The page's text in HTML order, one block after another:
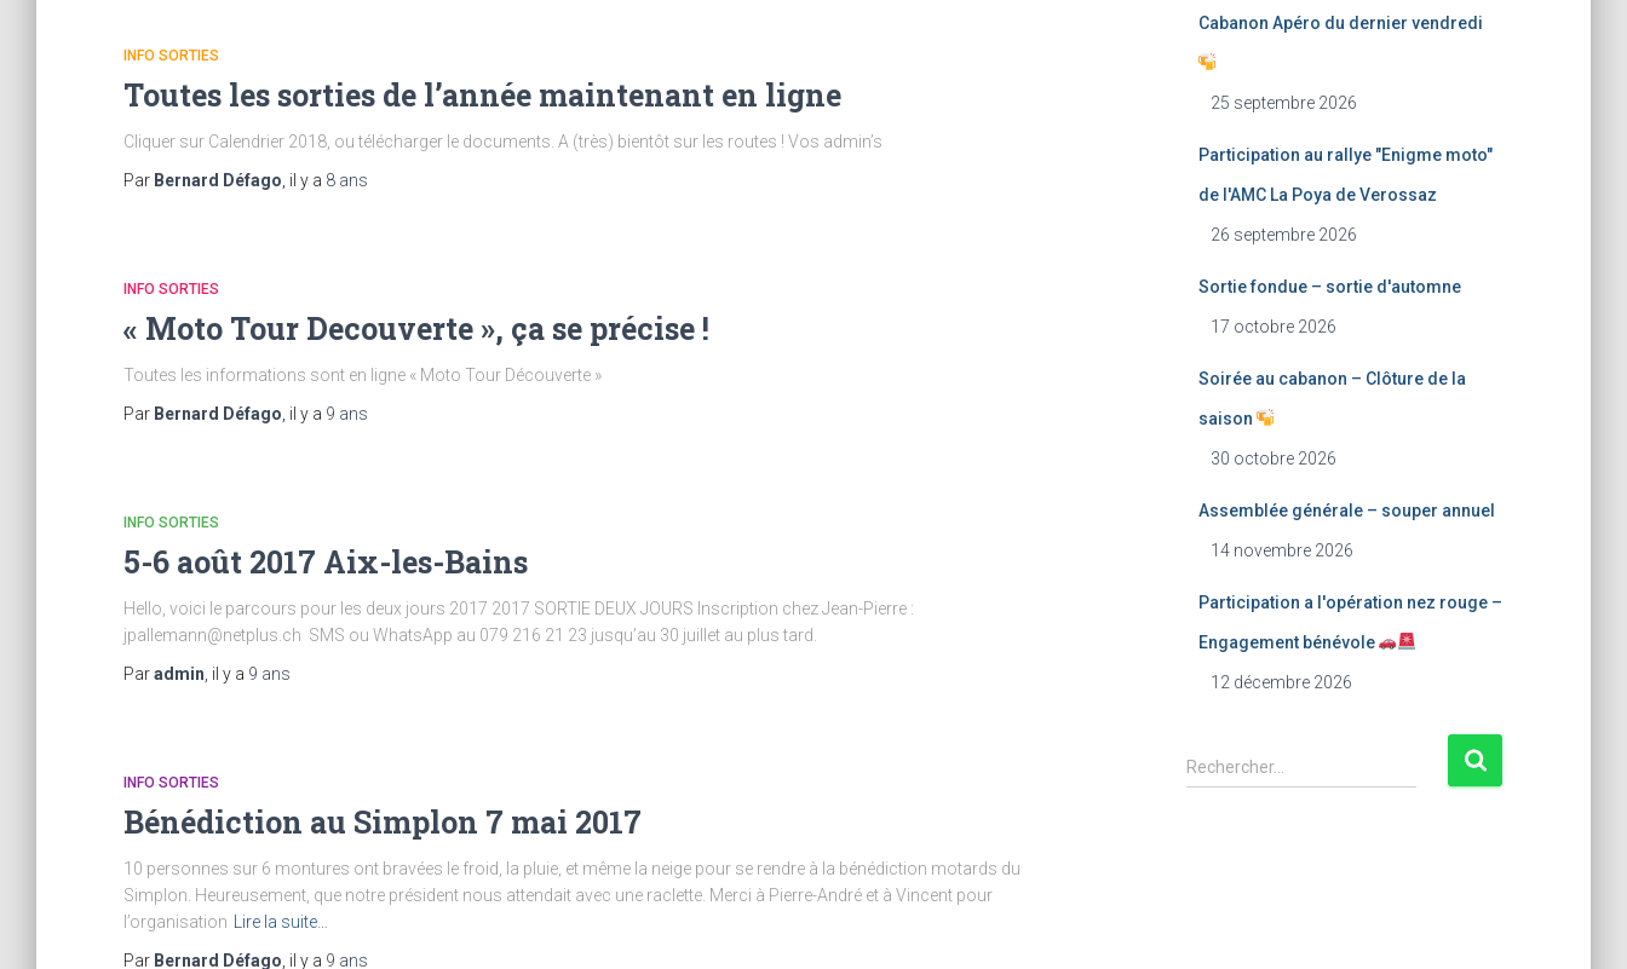
INFO SORTIES
Toutes les sorties de l’année maintenant en ligne
Cliquer sur Calendrier 2018, ou télécharger le documents. A (très) bientôt sur les routes ! Vos admin’s
Par Bernard Défago , il y a 8 ans
INFO SORTIES
« Moto Tour Decouverte », ça se précise !
Toutes les informations sont en ligne « Moto Tour Découverte »
Par Bernard Défago , il y a 9 ans
INFO SORTIES
5-6 août 2017 Aix-les-Bains
Hello, voici le parcours pour les deux jours 2017 2017 SORTIE DEUX JOURS Inscription chez Jean-Pierre :
jpallemann@netplus.ch SMS ou WhatsApp au 079 216 21 23 jusqu’au 30 juillet au plus tard.
Paradmin , il y a 9 ans
INFO SORTIES
Bénédiction au Simplon 7 mai 2017
10 personnes sur 6 montures ont bravées le froid, la pluie, et même la neige pour se rendre à la bénédiction motards du
Simplon. Heureusement, que notre président nous attendait avec une raclette. Merci à Pierre-André et à Vincent pour
l’organisation
Lire la suite…
Par Bernard Défago , il y a 9 ans
Cabanon Apéro du dernier vendredi
25 septembre 2026
Participation au rallye "Enigme moto"
de l'AMC La Poya de Verossaz
26 septembre 2026
Sortie fondue – sortie d'automne
17 octobre 2026
Soirée au cabanon – Clôture de la
saison
30 octobre 2026
Assemblée générale – souper annuel
14 novembre 2026
Participation a l'opération nez rouge –
Engagement bénévole
12 décembre 2026
R
e
Rechercher…